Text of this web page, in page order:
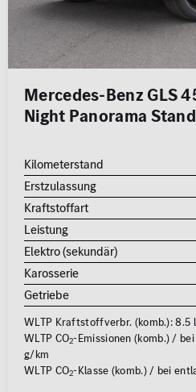
Mercedes-Benz GLS
Night Panorama
Kilometerstand
Erstzulassung
Kraftstoffart
Leistung
Elektro (sekundär)
Karosserie
Getriebe
WLTP Kraftstoffverbr. (komb.): 8.5
WLTP CO2-Emissionen (komb.) /
g/km
WLTP CO2-Klasse (komb.) / bei